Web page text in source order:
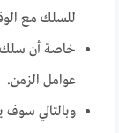
للسلك مع
خاصة أن سلك
عوامل الزمن.
وبالتالي